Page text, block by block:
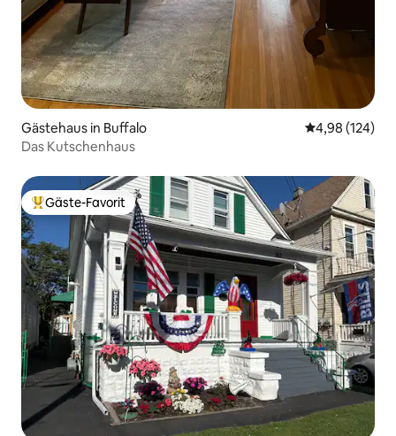
Gästehaus in Buffalo
4,98 (124)
Das Kutschenhaus
Beliebter Gäste-Favorit.
Gäste-Favorit